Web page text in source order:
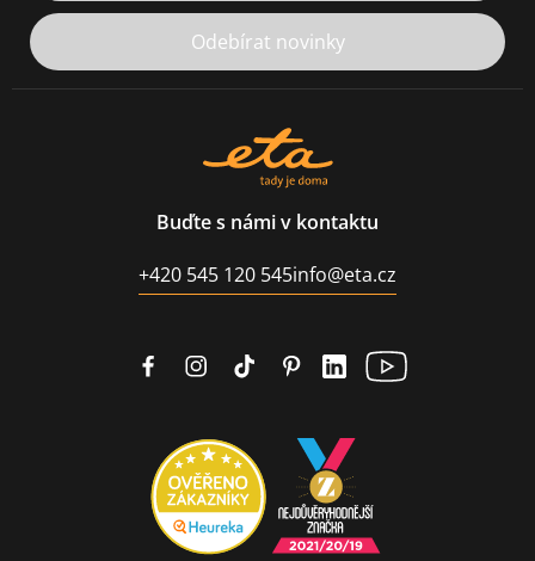
Odebírat novinky
Buďte s námi v kontaktu
+420 545 120 545info@eta.cz